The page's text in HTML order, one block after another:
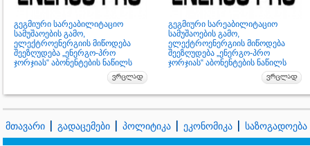
გეგმიური სარეაბილიტაციო
სამუშაოების გამო,
ელექტროენერგიის მიწოდება
შეეზღუდება „ენერგო-პრო
ჯორჯიას“ აბონენტების ნაწილს
გეგმიური სარეაბილიტაციო
სამუშაოების გამო,
ელექტროენერგიის მიწოდება
შეეზღუდება „ენერგო-პრო
ჯორჯიას“ აბონენტების ნაწილს
მთავარი გადაცემები პოლიტიკა ეკონომიკა საზოგადოება